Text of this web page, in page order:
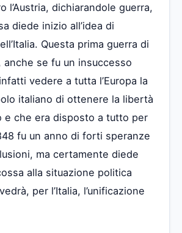
l’Austria, dichiarandole guerra,
diede inizio all’idea di
Questa prima guerra di
anche se fu un insuccesso
vedere a tutta l’Europa la
italiano di ottenere la libertà
e che era disposto a tutto per
fu un anno di forti speranze
ma certamente diede
alla situazione politica
per l’Italia, l’unificazione